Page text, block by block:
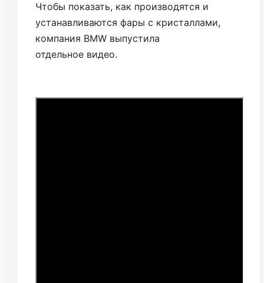
Чтобы показать, как производятся и
устанавливаются фары с кристаллами,
компания BMW выпустила
отдельное видео.